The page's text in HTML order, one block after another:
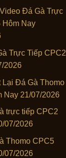
Đá Gà Trực
Hôm Nay
Trực Tiếp CPC2
2026
Lại Đá Gà Thomo
Nay 21/07/2026
trực tiếp CPC2
07/2026
Thomo CPC5
07/2026